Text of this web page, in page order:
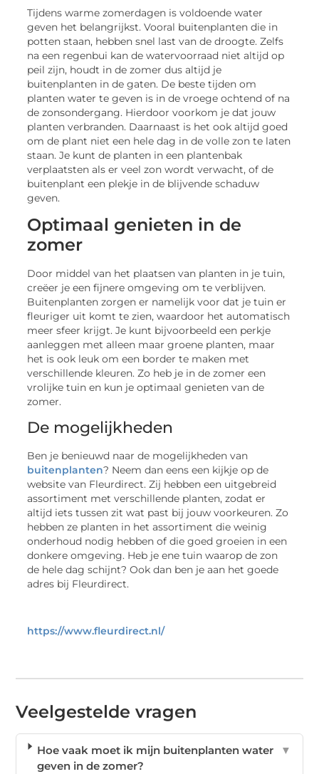
Tijdens warme zomerdagen is voldoende water
geven het belangrijkst. Vooral buitenplanten die in
potten staan, hebben snel last van de droogte. Zelfs
na een regenbui kan de watervoorraad niet altijd op
peil zijn, houdt in de zomer dus altijd je
buitenplanten in de gaten. De beste tijden om
planten water te geven is in de vroege ochtend of na
de zonsondergang. Hierdoor voorkom je dat jouw
planten verbranden. Daarnaast is het ook altijd goed
om de plant niet een hele dag in de volle zon te laten
staan. Je kunt de planten in een plantenbak
verplaatsten als er veel zon wordt verwacht, of de
buitenplant een plekje in de blijvende schaduw
geven.
Optimaal genieten in de
zomer
Door middel van het plaatsen van planten in je tuin,
creëer je een fijnere omgeving om te verblijven.
Buitenplanten zorgen er namelijk voor dat je tuin er
fleuriger uit komt te zien, waardoor het automatisch
meer sfeer krijgt. Je kunt bijvoorbeeld een perkje
aanleggen met alleen maar groene planten, maar
het is ook leuk om een border te maken met
verschillende kleuren. Zo heb je in de zomer een
vrolijke tuin en kun je optimaal genieten van de
zomer.
De mogelijkheden
Ben je benieuwd naar de mogelijkheden van
buitenplanten? Neem dan eens een kijkje op de
website van Fleurdirect. Zij hebben een uitgebreid
assortiment met verschillende planten, zodat er
altijd iets tussen zit wat past bij jouw voorkeuren. Zo
hebben ze planten in het assortiment die weinig
onderhoud nodig hebben of die goed groeien in een
donkere omgeving. Heb je ene tuin waarop de zon
de hele dag schijnt? Ook dan ben je aan het goede
adres bij Fleurdirect.
https://www.fleurdirect.nl/
Veelgestelde vragen
Hoe vaak moet ik mijn buitenplanten water
geven in de zomer?
▼